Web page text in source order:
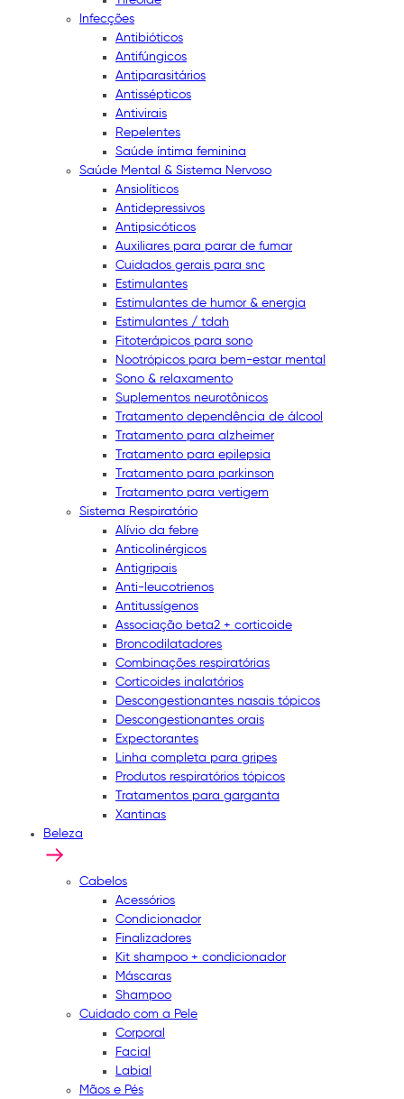
Infecções
Antibióticos
Antifúngicos
Antiparasitários
Antissépticos
Antivirais
Repelentes
Saúde íntima feminina
Saúde Mental & Sistema Nervoso
Ansiolíticos
Antidepressivos
Antipsicóticos
Auxiliares para parar de fumar
Cuidados gerais para snc
Estimulantes
Estimulantes de humor & energia
Estimulantes / tdah
Fitoterápicos para sono
Nootrópicos para bem-estar mental
Sono & relaxamento
Suplementos neurotônicos
Tratamento dependência de álcool
Tratamento para alzheimer
Tratamento para epilepsia
Tratamento para parkinson
Tratamento para vertigem
Sistema Respiratório
Alívio da febre
Anticolinérgicos
Antigripais
Anti-leucotrienos
Antitussígenos
Associação beta2 + corticoide
Broncodilatadores
Combinações respiratórias
Corticoides inalatórios
Descongestionantes nasais tópicos
Descongestionantes orais
Expectorantes
Linha completa para gripes
Produtos respiratórios tópicos
Tratamentos para garganta
Xantinas
Beleza
Cabelos
Acessórios
Condicionador
Finalizadores
Kit shampoo + condicionador
Máscaras
Shampoo
Cuidado com a Pele
Corporal
Facial
Labial
Mãos e Pés